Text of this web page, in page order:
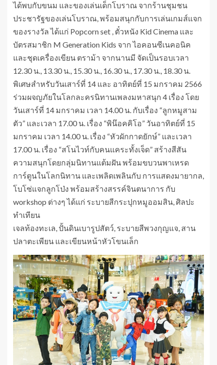
ได้พบกับขนม และของเล่นเด็กโบราณ จากร้านชุมชน
ประชารัฐของเล่นโบราณ, พร้อมสนุกกับการเล่นเกมส์แจก
ของรางวัล ได้แก่ Popcorn set , ตั๋วหนัง Kid Cinema และ
บัตรสมาชิก M Generation Kids จาก ไอคอนซีเนคอนิค
และชุดเครื่องเขียน ตราม้า จากนานมี จัดเป็นรอบเวลา
12.30 น., 13.30 น., 15.30 น., 16.30 น., 17.30 น., 18.30 น.
พิเศษสำหรับวันเสาร์ที่ 14 และ อาทิตย์ที่ 15 มกราคม 2566
ร่วมผจญภัยในโลกละครนิทานเพลงมหาสนุก 4 เรื่อง โดย
วันเสาร์ที่ 14 มกราคม เวลา 14.00 น. กับเรื่อง “ลูกหมูสาม
ตัว” และเวลา 17.00 น. เรื่อง “พิน๊อคคิโอ” วันอาทิตย์ที่ 15
มกราคม เวลา 14.00 น. เรื่อง “หัวผักกาดยักษ์” และเวลา
17.00 น. เรื่อง “สโนไวท์กับคนแคระทั้งเจ็ด” สร้างสีสัน
ความสนุกโดยกลุ่มนิทานแต้มฝัน พร้อมขบวนพาเหรด
การ์ตูนในโลกนิทาน และเพลิดเพลินกับ การแสดงมายากล,
โบโซ่แจกลูกโป่ง พร้อมสร้างสรรค์จินตนาการ กับ
workshop ต่างๆ ได้แก่ ระบายสีกระปุกหมูออมสิน, ศิลปะ
ทำเทียน
เจลท้องทะเล, ปั้นดินเบารูปสัตว์, ระบายสีพวงกุญแจ, สาน
ปลาตะเพียน และเขียนหน้าหัวโขนเล็ก